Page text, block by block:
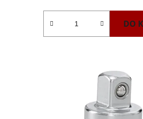
DO